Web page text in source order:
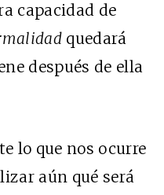
capacidad de
quedará
después de ella
lo que nos ocurre
aún qué será